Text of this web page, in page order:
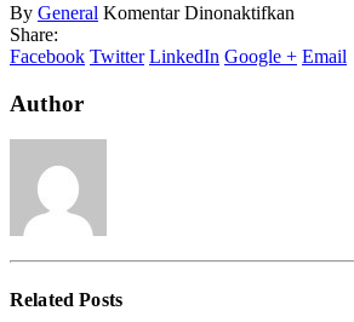
By General Komentar Dinonaktifkan
Vacuum
Share:
Facebook Twitter LinkedIn Google + Email
Author
RelatedPosts